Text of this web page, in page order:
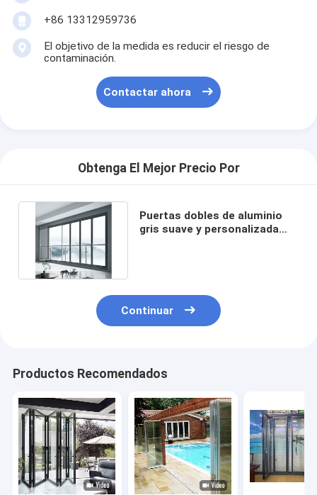
+86 13312959736
El objetivo de la medida es reducir el riesgo de
contaminación.
Contactar ahora
Obtenga El Mejor Precio Por
Puertas dobles de aluminio
gris suave y personalizada
Continuar
Productos Recomendados